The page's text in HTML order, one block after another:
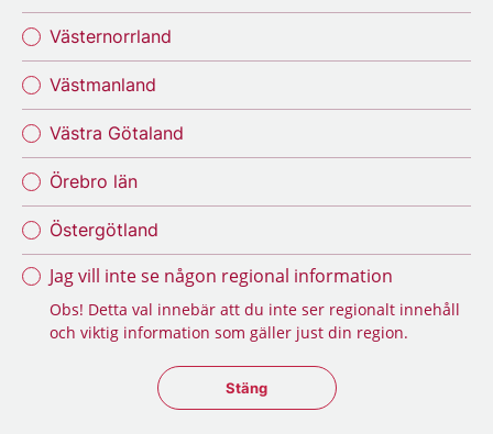
Västernorrland
Västmanland
Västra Götaland
Örebro län
Östergötland
Jag vill inte se någon regional information
Obs! Detta val innebär att du inte ser regionalt innehåll
och viktig information som gäller just din region.
Stäng regionsväljaren
Stäng